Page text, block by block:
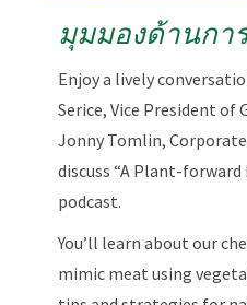
มุมมองด้านกา
Enjoy a lively
Serice, Vice President of
Jonny Tomlin,
discuss “A Plant-
podcast.
You’ll learn about our
mimic meat using